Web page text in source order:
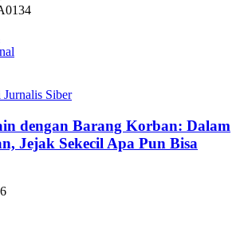
Jurnalis Siber
dengan Barang Korban: Dalam
Jejak Sekecil Apa Pun Bisa